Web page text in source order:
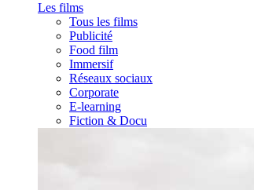
Les films
Tous les films
Publicité
Food film
Immersif
Réseaux sociaux
Corporate
E-learning
Fiction & Docu